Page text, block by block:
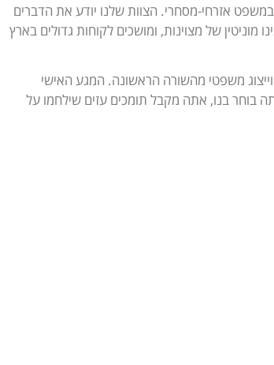
אזרחי-מסחרי. הצוות שלנו יודע את הדברים
מוניטין של מצוינות, ומושכים לקוחות גדולים בארץ
וייצוג משפטי מהשורה הראשונה. המגע האישי
בוחר בנו, אתה מקבל תומכים עזים שילחמו על